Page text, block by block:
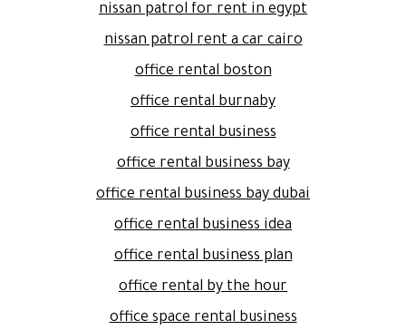
nissan patrol for rent in egypt
nissan patrol rent a car cairo
office rental boston
office rental burnaby
office rental business
office rental business bay
office rental business bay dubai
office rental business idea
office rental business plan
office rental by the hour
office space rental business